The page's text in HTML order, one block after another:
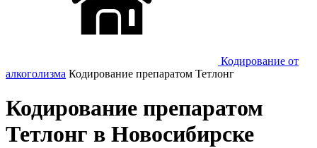
Кодирование от
алкоголизма Кодирование препаратом Тетлонг
Кодирование препаратом
Тетлонг в Новосибирске